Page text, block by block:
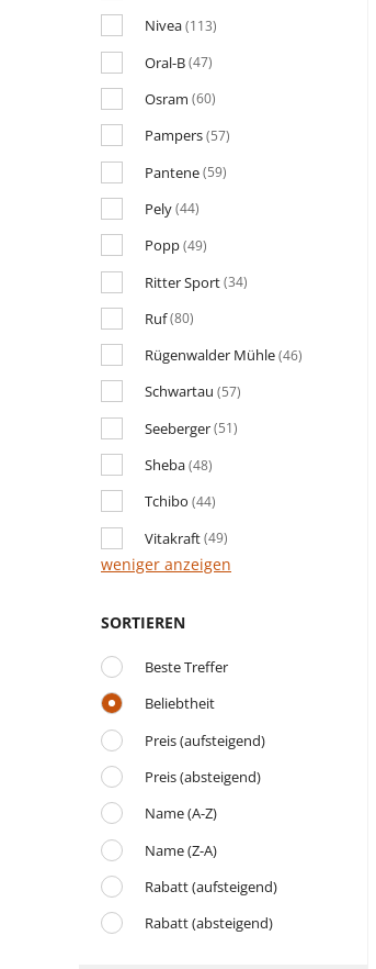
Nivea(113)
Oral-B(47)
Osram (60)
Pampers(57)
Pantene(59)
Pely(44)
Popp(49)
Ritter Sport(34)
Ruf(80)
Rügenwalder Mühle(46)
Schwartau (57)
Seeberger(51)
Sheba(48)
Tchibo (44)
Vitakraft(49)
weniger anzeigen
SORTIEREN
Beste Treffer
Beliebtheit
Preis (aufsteigend)
Preis (absteigend)
Name (A-Z)
Name (Z-A)
Rabatt (aufsteigend)
Rabatt (absteigend)